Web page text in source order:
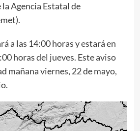
Agencia Estatal de
a las 14:00 horas y estará en
horas del jueves. Este aviso
mañana viernes, 22 de mayo,